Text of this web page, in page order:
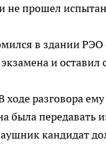
не прошел
в здании
и оставил
разговора
была передавать
кандидат